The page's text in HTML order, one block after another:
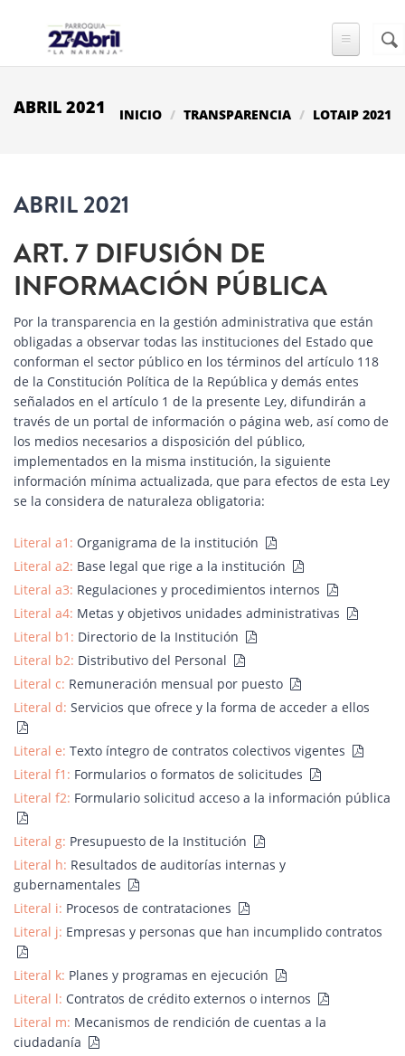
DE
ABRIL 2021 INICIO TRANSPARENCIA LOTAIP 2021
ABRIL 2021
ART. 7 DIFUSIÓN DE
INFORMACIÓN PÚBLICA
Por la transparencia en la gestión administrativa que están
obligadas a observar todas las instituciones del Estado que
conforman el sector público en los términos del artículo 118
de la Constitución Política de la República y demás entes
señalados en el artículo 1 de la presente Ley, difundirán a
través de un portal de información o página web, así como de
los medios necesarios a disposición del público,
implementados en la misma institución, la siguiente
información mínima actualizada, que para efectos de esta Ley
se la considera de naturaleza obligatoria:
Literal a1: Organigrama de la institución
Literal a2: Base legal que rige a la institución
Literal a3: Regulaciones y procedimientos internos
Literal a4: Metas y objetivos unidades administrativas
Literal b1: Directorio de la Institución
Literal b2: Distributivo del Personal
Literal c: Remuneración mensual por puesto
Literal d: Servicios que ofrece y la forma de acceder a ellos
Literal e: Texto íntegro de contratos colectivos vigentes
Literal f1: Formularios o formatos de solicitudes
Literal f2: Formulario solicitud acceso a la información pública
Literal g: Presupuesto de la Institución
Literal h: Resultados de auditorías internas y
gubernamentales
Literal i: Procesos de contrataciones
Literal j: Empresas y personas que han incumplido contratos
Literal k: Planes y programas en ejecución
Literal l: Contratos de crédito externos o internos
Literal m: Mecanismos de rendición de cuentas a la
ciudadanía